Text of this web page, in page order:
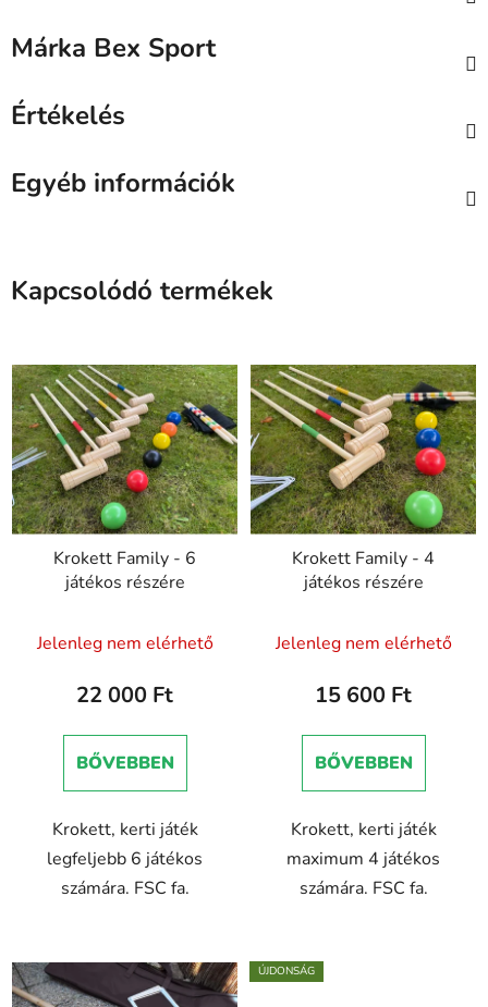
Márka Bex Sport
Értékelés
Egyéb információk
Kapcsolódó termékek
Krokett Family - 6
játékos részére
Jelenleg nem elérhető
22 000 Ft
BŐVEBBEN
Krokett, kerti játék
legfeljebb 6 játékos
számára. FSC fa.
Krokett Family - 4
játékos részére
termék
átlagos
5-
ből
csillag.
Jelenleg nem elérhető
15 600 Ft
BŐVEBBEN
Krokett, kerti játék
maximum 4 játékos
számára. FSC fa.
ÚJDONSÁG